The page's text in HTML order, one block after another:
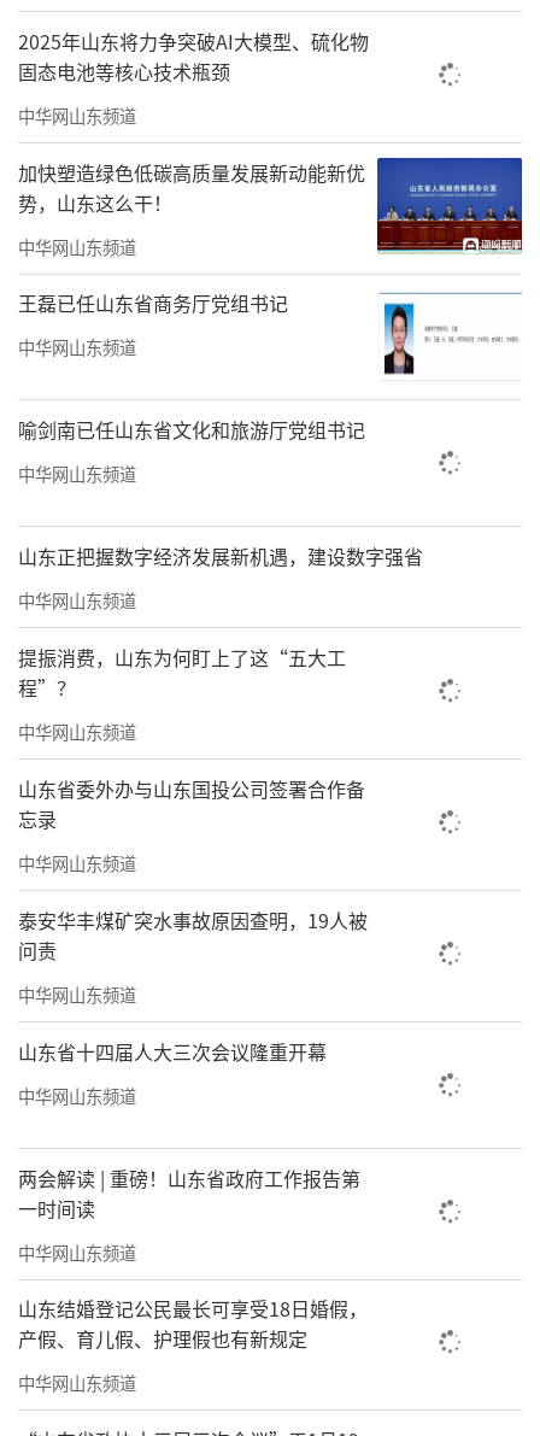
2025年山东将力争突破AI大模型、硫化物
固态电池等核心技术瓶颈
中华网山东频道
加快塑造绿色低碳高质量发展新动能新优
势，山东这么干！
中华网山东频道
王磊已任山东省商务厅党组书记
中华网山东频道
喻剑南已任山东省文化和旅游厅党组书记
中华网山东频道
山东正把握数字经济发展新机遇，建设数字强省
中华网山东频道
提振消费，山东为何盯上了这“五大工
程”？
中华网山东频道
山东省委外办与山东国投公司签署合作备
忘录
中华网山东频道
泰安华丰煤矿突水事故原因查明，19人被
问责
中华网山东频道
山东省十四届人大三次会议隆重开幕
中华网山东频道
两会解读 | 重磅！山东省政府工作报告第
一时间读
中华网山东频道
山东结婚登记公民最长可享受18日婚假，
产假、育儿假、护理假也有新规定
中华网山东频道